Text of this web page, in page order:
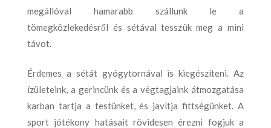
megállóval hamarabb szállunk le a
tömegközlekedésről és sétával tesszük meg a mini
távot.
Érdemes a sétát gyógytornával is kiegészíteni. Az
ízületeink, a gerincünk és a végtagjaink átmozgatása
karban tartja a testünket, és javítja fittségünket. A
sport jótékony hatásait rövidesen érezni fogjuk a